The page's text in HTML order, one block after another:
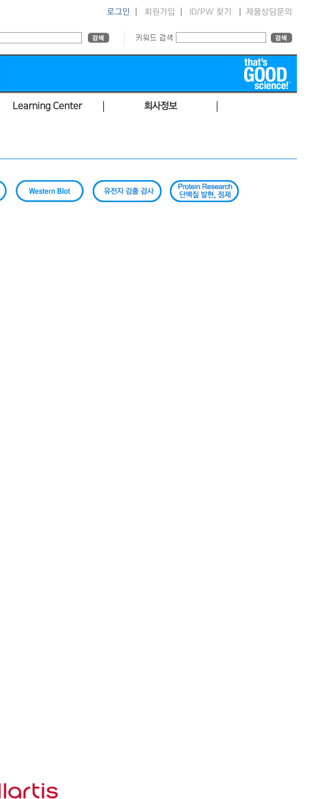
로그인 회원가입 ID/PW 찾기 제품상담문의
Learning Center 회사정보